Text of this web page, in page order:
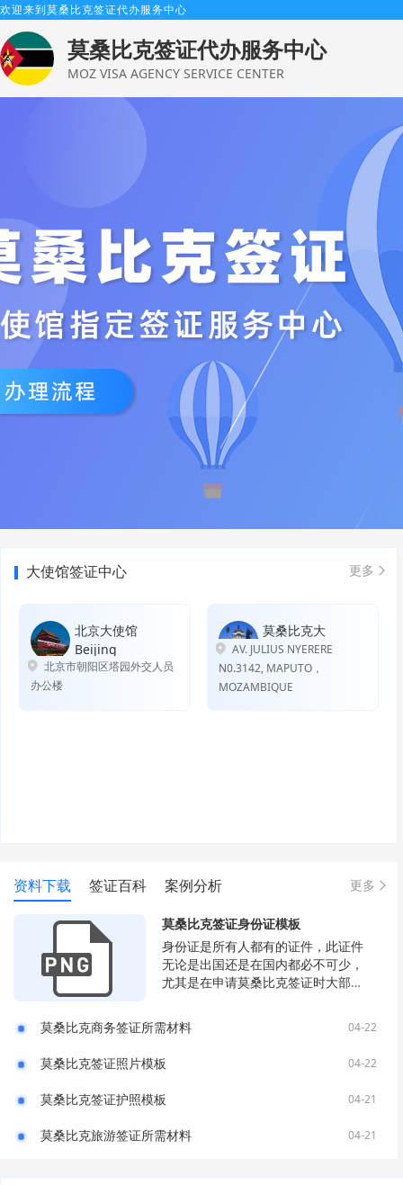
欢迎来到莫桑比克签证代办服务中心
莫桑比克签证代办服务中心
MOZ VISA AGENCY SERVICE CENTER
大使馆签证中心 更多
北京大使馆
Beijing
北京市朝阳区塔园外交人员
办公楼
莫桑比克大
使馆
Mosangbike
AV. JULIUS NYERERE
N0.3142, MAPUTO，
MOZAMBIQUE
资料下载 签证百科 案例分析 更多
莫桑比克签证身份证模板
身份证是所有人都有的证件，此证件
无论是出国还是在国内都必不可少，
尤其是在申请莫桑比克签证时大部分
印件。
莫桑比克商务签证所需材料 04-22
莫桑比克签证照片模板 04-22
莫桑比克签证护照模板 04-21
莫桑比克旅游签证所需材料 04-21